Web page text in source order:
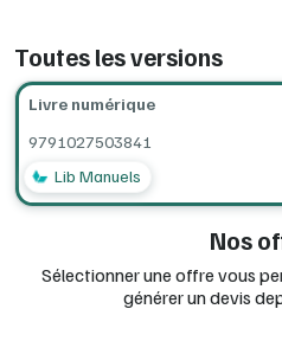
Toutes les versions
Livre numérique
9791027503841
Lib Manuels
Nos
Sélectionner une offre vous
générer un devis